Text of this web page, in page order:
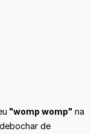
"womp womp" na
de